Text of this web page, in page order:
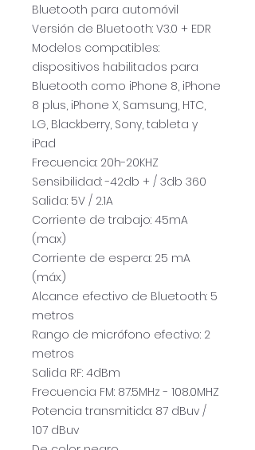
Bluetooth para automóvil
Versión de Bluetooth: V3.0 + EDR
Modelos compatibles:
dispositivos habilitados para
Bluetooth como iPhone 8, iPhone
8 plus, iPhone X, Samsung, HTC,
LG, Blackberry, Sony, tableta y
iPad
Frecuencia: 20h-20KHZ
Sensibilidad: -42db + / 3db 360
Salida: 5V / 2.1A
Corriente de trabajo: 45mA
(max)
Corriente de espera: 25 mA
(máx.)
Alcance efectivo de Bluetooth: 5
metros
Rango de micrófono efectivo: 2
metros
Salida RF: 4dBm
Frecuencia FM: 87.5MHz - 108.0MHZ
Potencia transmitida: 87 dBuv /
107 dBuv